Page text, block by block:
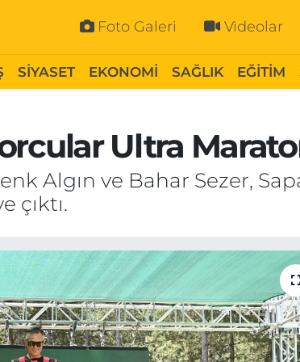
Foto Galeri Videolar
SİYASET EKONOMİ SAĞLIK EĞİTİM
Ultra
Algın ve Bahar Sezer,
çıktı.